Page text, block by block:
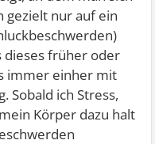
gezielt nur auf ein
dieses früher oder
immer einher mit
Sobald ich Stress,
Körper dazu halt